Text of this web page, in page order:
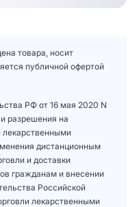
товара, носит
публичной офертой
РФ от 16 мая 2020 N
разрешения на
лекарственными
дистанционным
и доставки
гражданам и внесении
Российской
лекарственными